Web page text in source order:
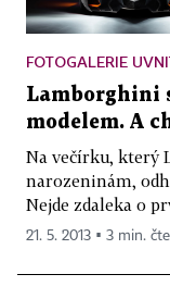
FOTOGALERIE
Lamborghini
modelem. A
Na večírku, který
narozeninám,
Nejde zdaleka o
21. 5. 2013 ▪ 3 min.